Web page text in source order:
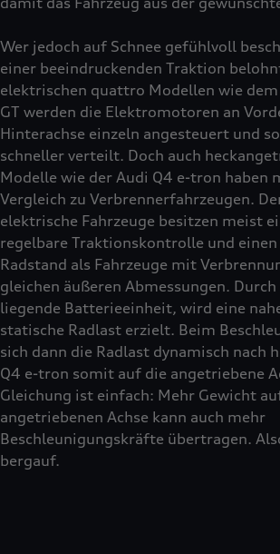
Wer jedoch auf Schnee gefühlvoll
einer beeindruckenden Traktion
elektrischen quattro Modellen wie
GT werden die Elektromotoren an
Hinterachse einzeln angesteuert und
schneller verteilt. Doch auch
Modelle wie der Audi Q4 e-tron haben
Vergleich zu Verbrennerfahrzeugen.
elektrische Fahrzeuge besitzen meist
regelbare Traktionskontrolle und
Radstand als Fahrzeuge mit
gleichen äußeren Abmessungen.
liegende Batterieeinheit, wird eine
statische Radlast erzielt. Beim
sich dann die Radlast dynamisch nach
Q4 e-tron somit auf die angetriebene
Gleichung ist einfach: Mehr Gewicht
angetriebenen Achse kann auch mehr
Beschleunigungskräfte übertragen.
bergauf.